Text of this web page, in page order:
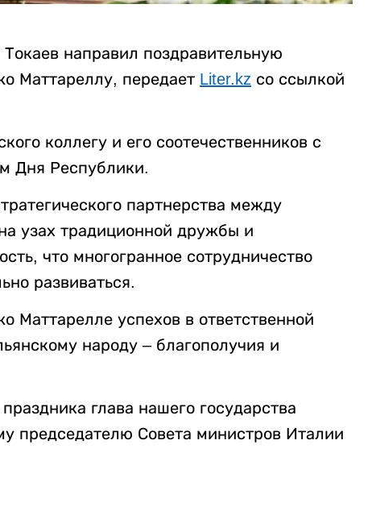
направил поздравительную
Маттареллу, передает Liter.kz со ссылкой
коллегу и его соотечественников с
Дня Республики.
партнерства между
узах традиционной дружбы и
что многогранное сотрудничество
развиваться.
успехов в ответственной
народу – благополучия и
глава нашего государства
председателю Совета министров Италии